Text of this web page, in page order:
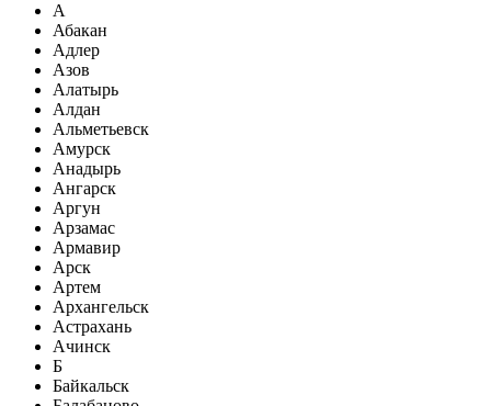
А
Абакан
Адлер
Азов
Алатырь
Алдан
Альметьевск
Амурск
Анадырь
Ангарск
Аргун
Арзамас
Армавир
Арск
Артем
Архангельск
Астрахань
Ачинск
Б
Байкальск